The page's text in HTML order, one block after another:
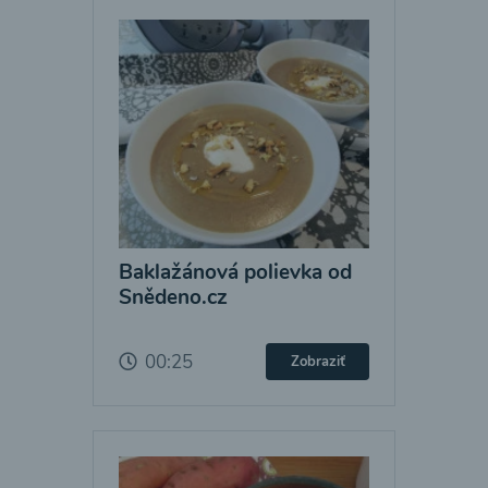
Baklažánová polievka od
Snědeno.cz
00:25 Zobraziť